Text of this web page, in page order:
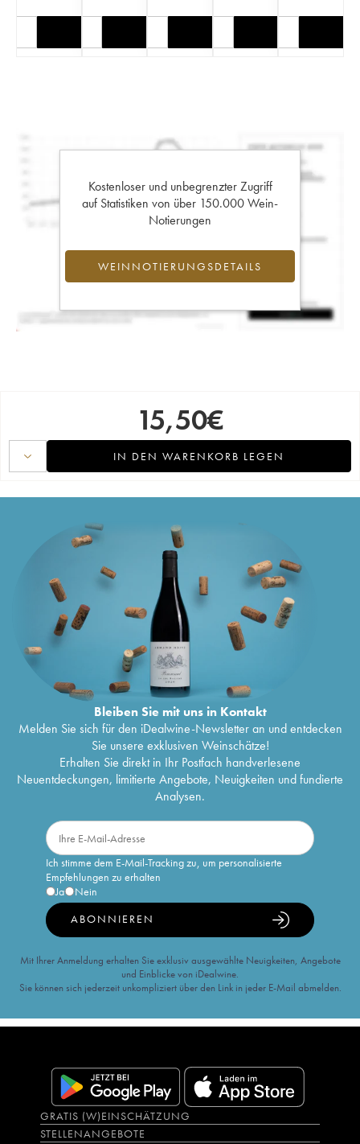
Kostenloser und unbegrenzter Zugriff
auf Statistiken von über 150.000 Wein-
Notierungen
WEINNOTIERUNGSDETAILS
15,50€
IN DEN WARENKORB LEGEN
Bleiben Sie mit uns in Kontakt
Melden Sie sich für den iDealwine-Newsletter an und entdecken
Sie unsere exklusiven Weinschätze!
Erhalten Sie direkt in Ihr Postfach handverlesene
Neuentdeckungen, limitierte Angebote, Neuigkeiten und fundierte
Analysen.
Ich stimme dem E-Mail-Tracking zu, um personalisierte
Empfehlungen zu erhalten
Ja
Nein
ABONNIEREN
Mit Ihrer Anmeldung erhalten Sie exklusiv ausgewählte Neuigkeiten, Angebote
und Einblicke von iDealwine.
Sie können sich jederzeit unkompliziert über den Link in jeder E-Mail abmelden.
GRATIS (W)EINSCHÄTZUNG
STELLENANGEBOTE